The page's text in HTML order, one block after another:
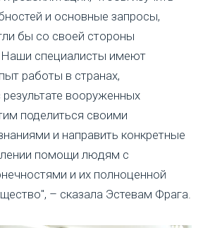
и основные запросы,
бы со своей стороны
Наши специалисты имеют
работы в странах,
вооруженных
поделиться своими
и направить конкретные
помощи людям с
и их полноценной
– сказала Эстевам Фрага.